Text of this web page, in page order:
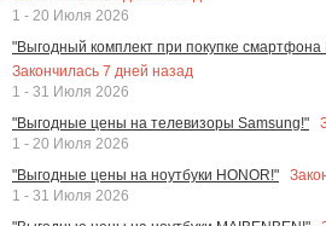
1 - 20 Июля 2026
"Выгодный комплект при покупке смартфона
Закончилась 7 дней назад
1 - 31 Июля 2026
"Выгодные цены на телевизоры Samsung!"
1 - 20 Июля 2026
"Выгодные цены на ноутбуки HONOR!"
1 - 31 Июля 2026